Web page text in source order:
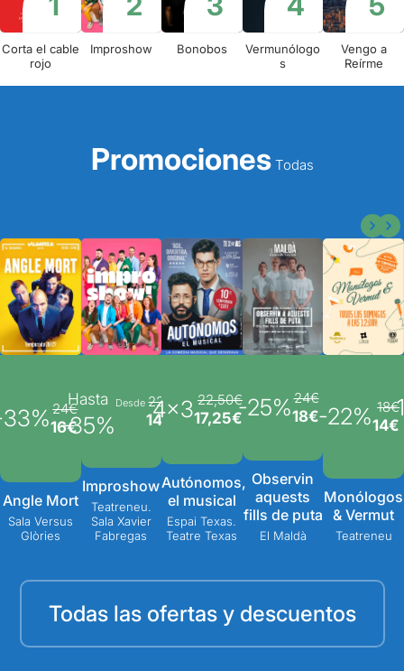
Corta el cable
rojo
Improshow Bonobos
Vermunólogo
s
Vengo a
Reírme
Promociones Todas
24€
16€
Angle Mort
Sala Versus
Glòries
Hasta
-35%
Desde22€
14€
Improshow
Teatreneu.
Sala Xavier
Fabregas
4x3 22,50€
17,25€
Autónomos,
el musical
Espai Texas.
Teatre Texas
-25%24€
18€
Observin
aquests
fills de puta
El Maldà
-22% 18€
14€
Monólogos
& Vermut
Teatreneu
-
Todas las ofertas y descuentos